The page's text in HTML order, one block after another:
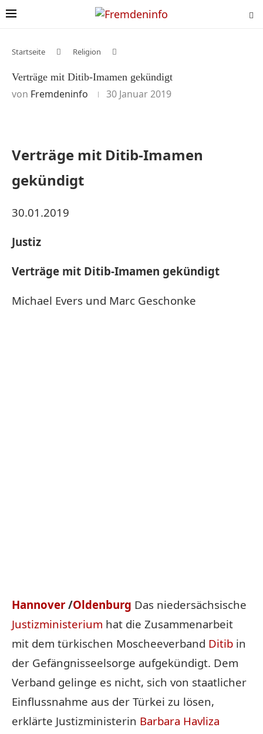
Startseite Religion
Verträge mit Ditib-Imamen gekündigt
von Fremdeninfo 30 Januar 2019
Verträge mit Ditib-Imamen
gekündigt
30.01.2019
Justiz
Verträge mit Ditib-Imamen gekündigt
Michael Evers und Marc Geschonke
Hannover /Oldenburg Das niedersächsische
Justizministerium hat die Zusammenarbeit
mit dem türkischen Moscheeverband Ditib in
der Gefängnisseelsorge aufgekündigt. Dem
Verband gelinge es nicht, sich von staatlicher
Einflussnahme aus der Türkei zu lösen,
erklärte Justizministerin Barbara Havliza